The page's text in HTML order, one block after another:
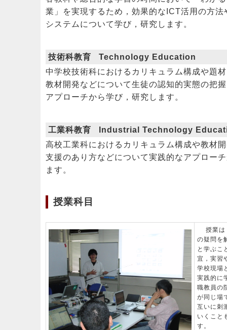
業」を実現するため，効果的なICT活用の方法
システムについて学び，研究します。
技術科教育 Technology Education
中学校技術科におけるカリキュラム構成や題
教材開発などについて生徒の認知的実態の把
アプローチから学び，研究します。
工業科教育 Industrial Technology
高校工業科におけるカリキュラム構成や教材
支援のあり方などについて実践的なアプロー
ます。
授業科目
授業は
の疑問を
と学ぶこ
宜，実習
学校現場
実践的に
職教員の
が同じ場
互いに刺
いくこと
す。